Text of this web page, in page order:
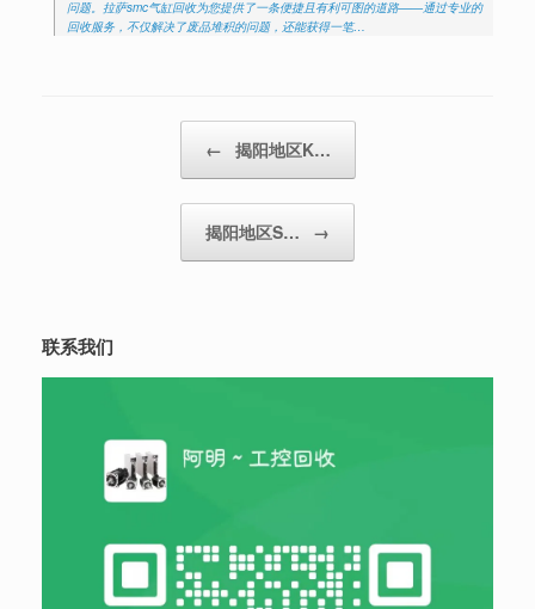
问题。拉萨smc气缸回收为您提供了一条便捷且有利可图的道路——通过专业的
回收服务，不仅解决了废品堆积的问题，还能获得一笔…
← 揭阳地区K…
揭阳地区S… →
联系我们